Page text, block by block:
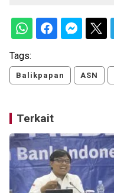
Tags:
Balikpapan ASN
Terkait